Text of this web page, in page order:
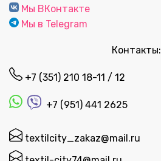
Мы ВКонтакте
Мы в Telegram
Контакты:
+7 (351) 210 18-11 / 12
+7 (951) 441 2625
textilcity_zakaz@mail.ru